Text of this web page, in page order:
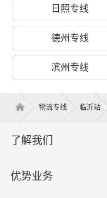
化物流来提升核心竞
准确、高效的服务品
生产销售业务，创造更
运价参考：
临
沂-
川
优
日照专线
德州专线
滨州专线
物流专线 临沂站
了解我们
优势业务